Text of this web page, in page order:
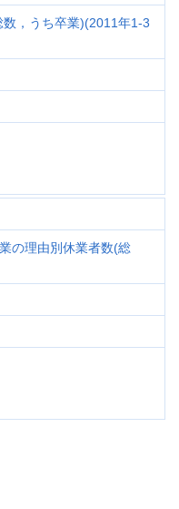
，うち卒業)(2011年1-3
の理由別休業者数(総